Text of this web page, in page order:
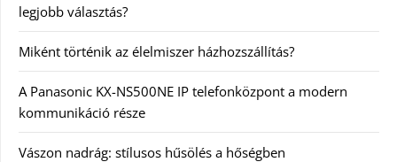
legjobb választás?
Miként történik az élelmiszer házhozszállítás?
A Panasonic KX-NS500NE IP telefonközpont a modern
kommunikáció része
Vászon nadrág: stílusos hűsölés a hőségben